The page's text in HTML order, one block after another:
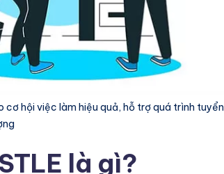
cơ hội việc làm hiệu quả, hỗ trợ quá trình tuyển
là gì?